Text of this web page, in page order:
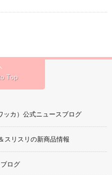
Top
ッカ）公式ニュースブログ
スリスリの新商品情報
ログ